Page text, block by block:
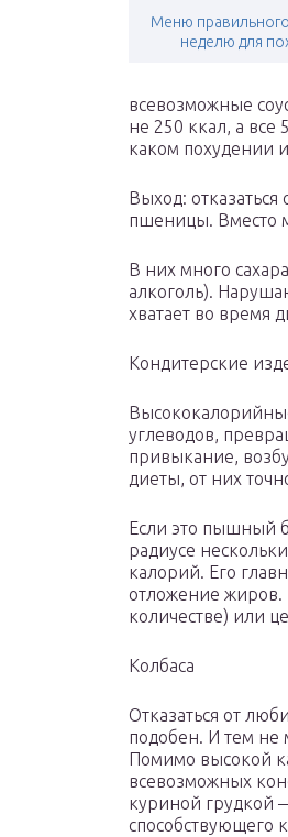
Меню
неделю для
всевозможные
не 250 ккал, а все
каком похудении
Выход:
пшеницы. Вместо
В них много
алкоголь).
хватает во время
Кондитерские
углеводов,
привыкание,
диеты, от них
Если это пышный
радиусе
калорий. Его
отложение жиров.
количестве) или
Колбаса
Отказаться от
подобен. И тем не
Помимо высокой
всевозможных
куриной грудкой
способствующего